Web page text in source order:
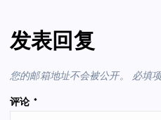
发表回复
您的邮箱地址不会被公开。 必填
评论 *